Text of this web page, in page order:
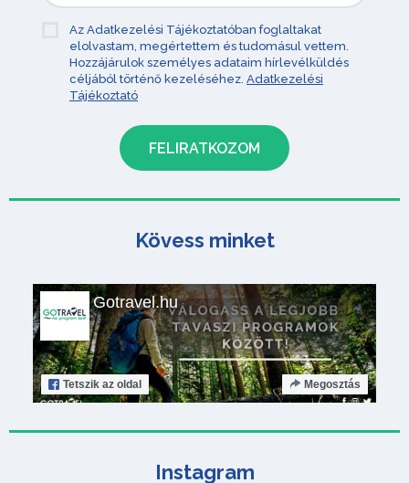
Az Adatkezelési Tájékoztatóban foglaltakat
elolvastam, megértettem és tudomásul vettem.
Hozzájárulok személyes adataim hírlevélküldés
céljából történő kezeléséhez. Adatkezelési
Tájékoztató
Kövess minket
Gotravel.hu
Tetszik az oldal Megosztás
Instagram